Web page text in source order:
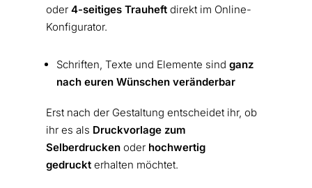
oder 4-seitiges Trauheftdirekt im Online-
Konfigurator.
Schriften, Texte und Elemente sind ganz
nach euren Wünschen veränderbar
Erst nach der Gestaltung entscheidet ihr, ob
ihr es als Druckvorlage zum
Selberdruckenoder hochwertig
gedruckt erhalten möchtet.